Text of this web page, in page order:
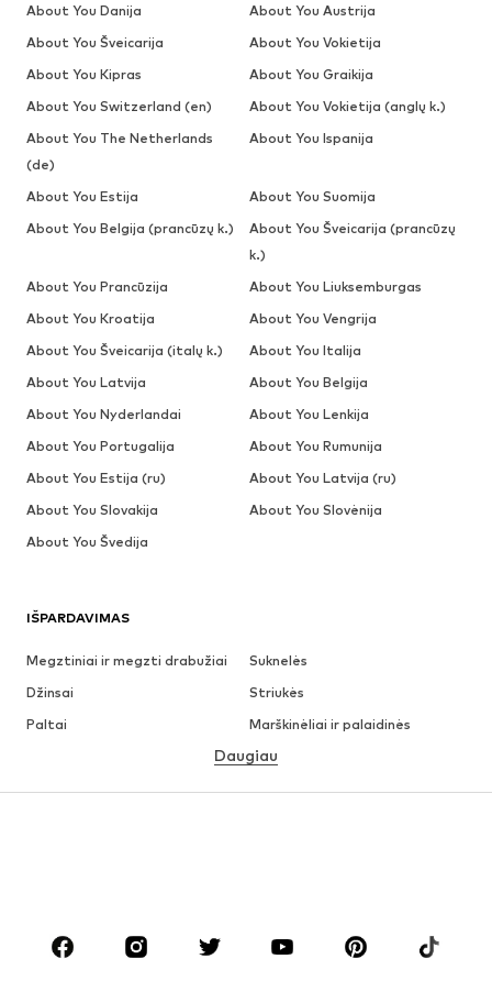
IŠPARDAVIMAS
Megztiniai ir megzti drabužiai
Suknelės
Džinsai
Striukės
Paltai
Marškinėliai ir palaidinės
Apatiniai
Aksesuarai
Premium
Daugiau
About You Danija
About You Austrija
About You Šveicarija
About You Vokietija
About You Kipras
About You Graikija
About You Switzerland (en)
About You Vokietija (anglų k.)
About You The Netherlands
(de)
About You Ispanija
About You Estija
About You Suomija
About You Belgija (prancūzų k.)
About You Šveicarija (prancūzų
k.)
About You Prancūzija
About You Liuksemburgas
About You Kroatija
About You Vengrija
About You Šveicarija (italų k.)
About You Italija
About You Latvija
About You Belgija
About You Nyderlandai
About You Lenkija
About You Portugalija
About You Rumunija
About You Estija (ru)
About You Latvija (ru)
About You Slovakija
About You Slovėnija
About You Švedija